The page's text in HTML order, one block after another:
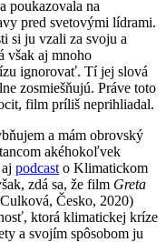
poukazovala na
pred svetovými lídrami.
si ju vzali za svoju a
však aj mnoho
ignorovať. Tí jej slová
zosmiešňujú. Práve toto
film príliš neprihliadal.
a mám obrovský
akéhokoľvek
podcast o Klimatickom
zdá sa, že film Greta
Česko, 2020)
ktorá klimatickej kríze
a svojím spôsobom ju